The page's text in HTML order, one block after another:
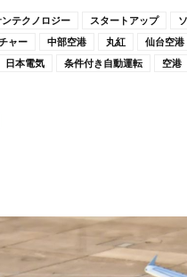
テクノロジー スタートアップ
ャー 中部空港 丸紅 仙台空港
日本電気 条件付き自動運転 空港